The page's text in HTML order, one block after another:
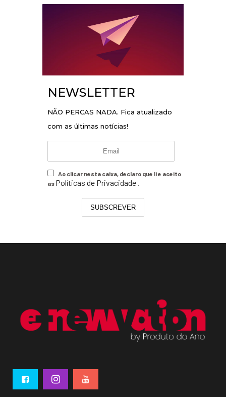
NEWSLETTER
NÃO PERCAS NADA. Fica atualizado
com as últimas notícias!
Ao clicar nesta caixa, declaro que li e aceito
as Políticas de Privacidade
SUBSCREVER